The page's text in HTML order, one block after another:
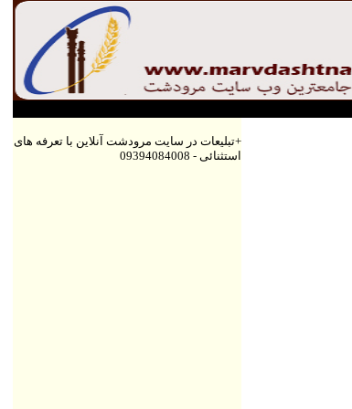
+تبلیعات در سایت مرودشت آنلاین با تعرفه های
استثنائی - 09394084008